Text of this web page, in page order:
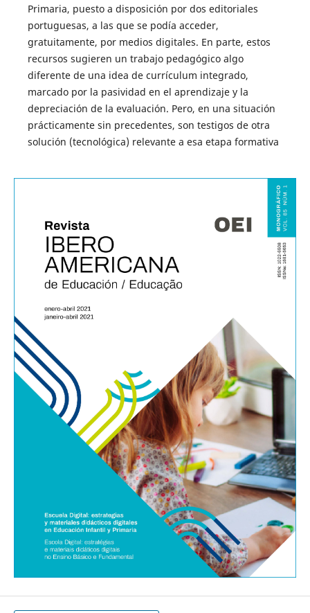
Primaria, puesto a disposición por dos editoriales
portuguesas, a las que se podía acceder,
gratuitamente, por medios digitales. En parte, estos
recursos sugieren un trabajo pedagógico algo
diferente de una idea de currículum integrado,
marcado por la pasividad en el aprendizaje y la
depreciación de la evaluación. Pero, en una situación
prácticamente sin precedentes, son testigos de otra
solución (tecnológica) relevante a esa etapa formativa